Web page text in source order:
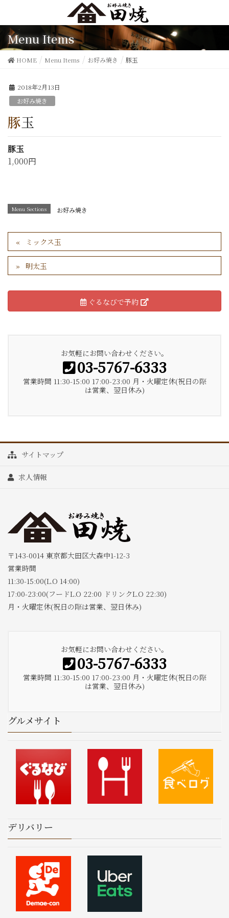
Menu Items
HOME Menu Items お好み焼き 豚玉
2018年2月13日
お好み焼き
豚玉
豚玉
1,000円
Menu Sections お好み焼き
ミックス玉
明太玉
ぐるなびで予約
お気軽にお問い合わせください。
03-5767-6333
営業時間 11:30-15:00 17:00-23:00 月・火曜定休(祝日の際
は営業、翌日休み)
サイトマップ
求人情報
〒143-0014 東京都大田区大森中1-12-3
営業時間
11:30-15:00(L.O 14:00)
17:00-23:00(フードL.O 22:00 ドリンクL.O 22:30)
月・火曜定休(祝日の際は営業、翌日休み)
お気軽にお問い合わせください。
03-5767-6333
営業時間 11:30-15:00 17:00-23:00 月・火曜定休(祝日の際
は営業、翌日休み)
グルメサイト
デリバリー